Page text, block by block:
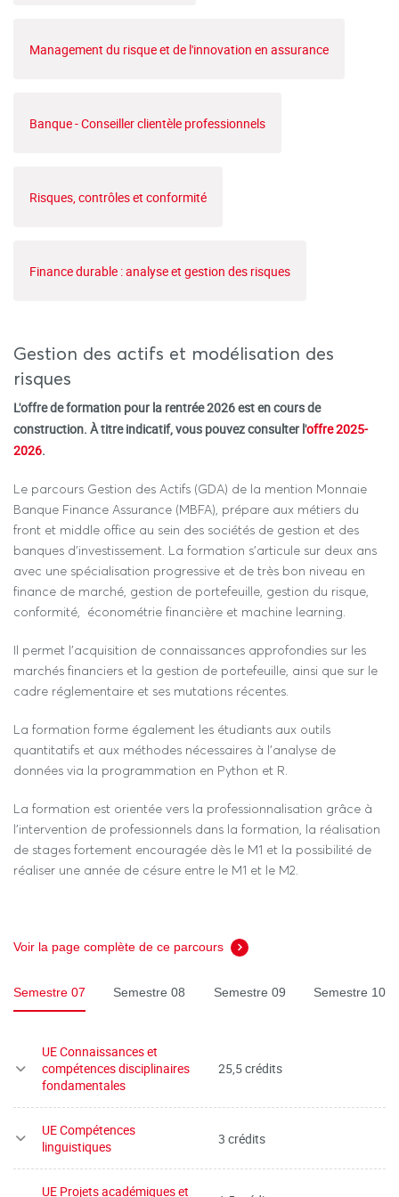
Management du risque et de l'innovation en assurance
Banque - Conseiller clientèle professionnels
Risques, contrôles et conformité
Finance durable : analyse et gestion des risques
Gestion des actifs et modélisation des
risques
L'offre de formation pour la rentrée 2026 est en cours de
construction. À titre indicatif, vous pouvez consulter l'offre 2025-
2026.
Le parcours Gestion des Actifs (GDA) de la mention Monnaie
Banque Finance Assurance (MBFA), prépare aux métiers du
front et middle office au sein des sociétés de gestion et des
banques d'investissement. La formation s'articule sur deux ans
avec une spécialisation progressive et de très bon niveau en
finance de marché, gestion de portefeuille, gestion du risque,
conformité, économétrie financière et machine learning.
Il permet l'acquisition de connaissances approfondies sur les
marchés financiers et la gestion de portefeuille, ainsi que sur le
cadre réglementaire et ses mutations récentes.
La formation forme également les étudiants aux outils
quantitatifs et aux méthodes nécessaires à l'analyse de
données via la programmation en Python et R.
La formation est orientée vers la professionnalisation grâce à
l'intervention de professionnels dans la formation, la réalisation
de stages fortement encouragée dès le M1 et la possibilité de
réaliser une année de césure entre le M1 et le M2.
Voir la page complète de ce parcours
Semestre 07 Semestre 08 Semestre 09 Semestre 10
UE Connaissances et
compétences disciplinaires
fondamentales
25,5 crédits
UE Compétences
linguistiques
3 crédits
UE Projets académiques et